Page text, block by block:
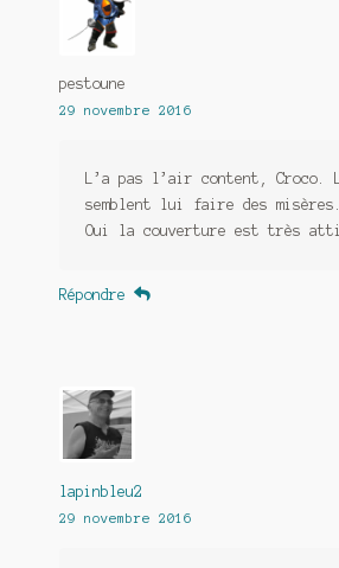
pestoune
29 novembre 2016
L’a pas l’air content, Croco.
semblent lui faire des misères.
Oui la couverture est très
Répondre
lapinbleu2
29 novembre 2016